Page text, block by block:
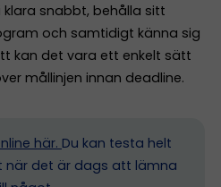
snabbt, behålla sitt
och samtidigt känna sig
kan det vara ett enkelt sätt
mållinjen innan deadline.
här. Du kan testa helt
det är dags att lämna